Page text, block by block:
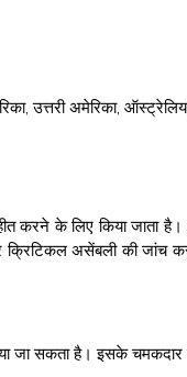
उत्तरी अमेरिका,
के लिए किया जाता
क्रिटिकल असेंबली की
जा सकता है। इसके चमकदार